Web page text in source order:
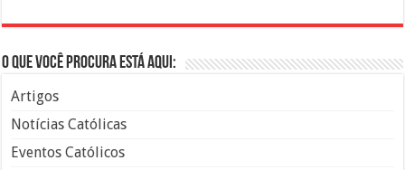
O que você procura está aqui:
Artigos
Notícias Católicas
Eventos Católicos